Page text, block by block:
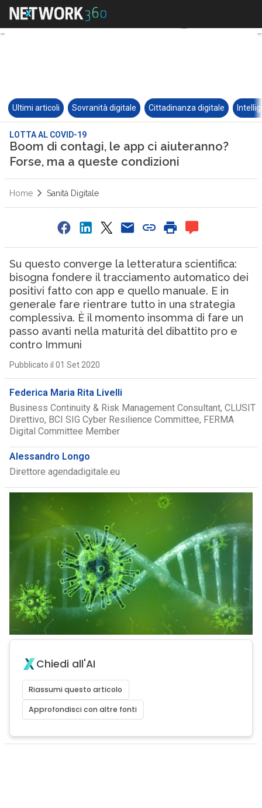
Ultimi articoli Sovranità digitale Cittadinanza digitale
LOTTA AL COVID-19
Boom di contagi, le app ci aiuteranno?
Forse, ma a queste condizioni
Home Sanità Digitale
Su questo converge la letteratura scientifica:
bisogna fondere il tracciamento automatico dei
positivi fatto con app e quello manuale. E in
generale fare rientrare tutto in una strategia
complessiva. È il momento insomma di fare un
passo avanti nella maturità del dibattito pro e
contro Immuni
Pubblicato il 01 Set 2020
Federica Maria Rita Livelli
Business Continuity & Risk Management Consultant, CLUSIT
Direttivo, BCI SIG Cyber Resilience Committee, FERMA
Digital Committee Member
Alessandro Longo
Direttore agendadigitale.eu
Chiedi all'AI
Riassumi questo articolo
Approfondisci con altre fonti